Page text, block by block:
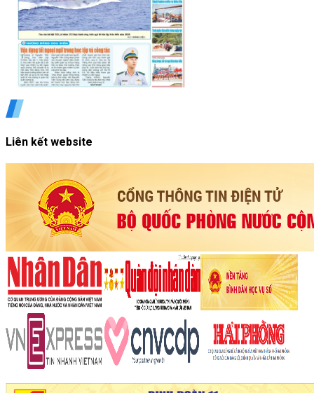
Liên kết website